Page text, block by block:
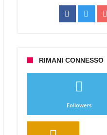
RIMANI CONNESSO
Followers